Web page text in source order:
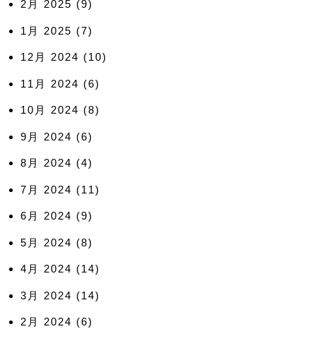
2月 2025 (9)
1月 2025 (7)
12月 2024 (10)
11月 2024 (6)
10月 2024 (8)
9月 2024 (6)
8月 2024 (4)
7月 2024 (11)
6月 2024 (9)
5月 2024 (8)
4月 2024 (14)
3月 2024 (14)
2月 2024 (6)